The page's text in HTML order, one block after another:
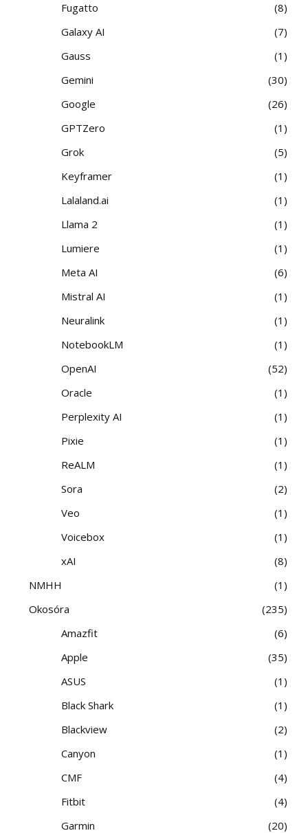
Fugatto
8
Galaxy AI
7
Gauss
1
Gemini
30
Google
26
GPTZero
1
Grok
5
Keyframer
1
Lalaland.ai
1
Llama 2
1
Lumiere
1
Meta AI
6
Mistral AI
1
Neuralink
1
NotebookLM
1
OpenAI
52
Oracle
1
Perplexity AI
1
Pixie
1
ReALM
1
Sora
2
Veo
1
Voicebox
1
xAI
8
NMHH
1
Okosóra
235
Amazfit
6
Apple
35
ASUS
1
Black Shark
1
Blackview
2
Canyon
1
CMF
4
Fitbit
4
Garmin
20